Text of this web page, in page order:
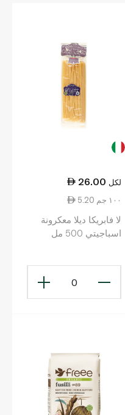
26.00 لكل
5.20 ١٠٠ جم
لا فابريكا ديلا معكرونة
اسباجيتي 500 مل
0